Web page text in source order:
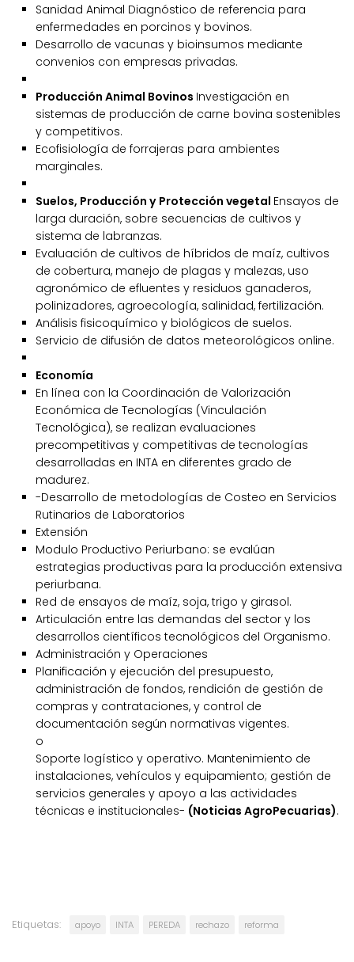
Sanidad Animal Diagnóstico de referencia para
enfermedades en porcinos y bovinos.
Desarrollo de vacunas y bioinsumos mediante
convenios con empresas privadas.
Producción Animal Bovinos Investigación en
sistemas de producción de carne bovina sostenibles
y competitivos.
Ecofisiología de forrajeras para ambientes
marginales.
Suelos, Producción y Protección vegetal Ensayos de
larga duración, sobre secuencias de cultivos y
sistema de labranzas.
Evaluación de cultivos de híbridos de maíz, cultivos
de cobertura, manejo de plagas y malezas, uso
agronómico de efluentes y residuos ganaderos,
polinizadores, agroecología, salinidad, fertilización.
Análisis fisicoquímico y biológicos de suelos.
Servicio de difusión de datos meteorológicos online.
Economía
En línea con la Coordinación de Valorización
Económica de Tecnologías (Vinculación
Tecnológica), se realizan evaluaciones
precompetitivas y competitivas de tecnologías
desarrolladas en INTA en diferentes grado de
madurez.
-Desarrollo de metodologías de Costeo en Servicios
Rutinarios de Laboratorios
Extensión
Modulo Productivo Periurbano: se evalúan
estrategias productivas para la producción extensiva
periurbana.
Red de ensayos de maíz, soja, trigo y girasol.
Articulación entre las demandas del sector y los
desarrollos científicos tecnológicos del Organismo.
Administración y Operaciones
Planificación y ejecución del presupuesto,
administración de fondos, rendición de gestión de
compras y contrataciones, y control de
documentación según normativas vigentes.
o
Soporte logístico y operativo. Mantenimiento de
instalaciones, vehículos y equipamiento; gestión de
servicios generales y apoyo a las actividades
técnicas e institucionales- (Noticias AgroPecuarias).
Etiquetas: apoyo INTA PEREDA rechazo reforma